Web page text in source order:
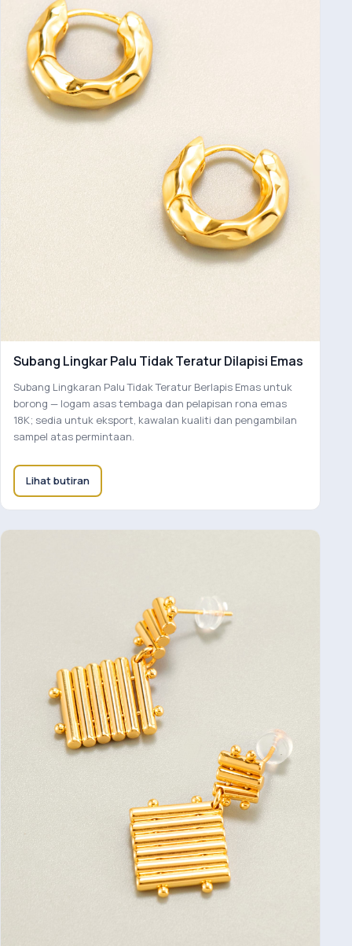
Subang Lingkar Palu Tidak Teratur Dilapisi Emas
Subang Lingkaran Palu Tidak Teratur Berlapis Emas untuk
borong — logam asas tembaga dan pelapisan rona emas
18K; sedia untuk eksport, kawalan kualiti dan pengambilan
sampel atas permintaan.
Lihat butiran